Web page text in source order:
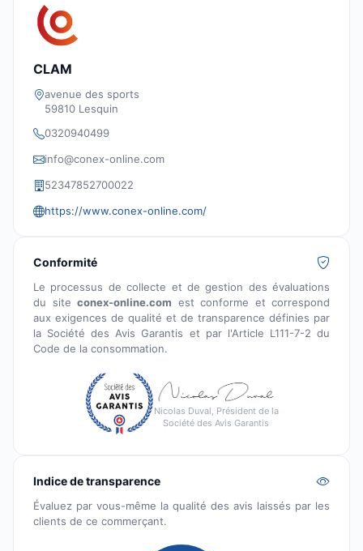
CLAM
avenue des sports
59810 Lesquin
0320940499
info@conex-online.com
52347852700022
https://www.conex-online.com/
Conformité
Le processus de collecte et de gestion des évaluations
du site conex-online.com est conforme et correspond
aux exigences de qualité et de transparence définies par
la Société des Avis Garantis et par l'Article L111-7-2 du
Code de la consommation.
Nicolas Duval, Président de la
Société des Avis Garantis
Indice de transparence
Évaluez par vous-même la qualité des avis laissés par les
clients de ce commerçant.